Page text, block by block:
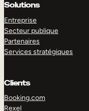
Solutions
Entreprise
Secteur publique
Partenaires
Services stratégiques
Clients
Booking.com
Rexel